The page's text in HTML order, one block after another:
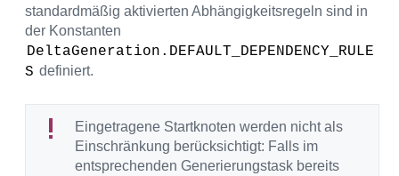
standardmäßig aktivierten Abhängigkeitsregeln sind in
der Konstanten
DeltaGeneration.DEFAULT_DEPENDENCY_RULE
S definiert.
Eingetragene Startknoten werden nicht als
Einschränkung berücksichtigt: Falls im
entsprechenden Generierungstask bereits